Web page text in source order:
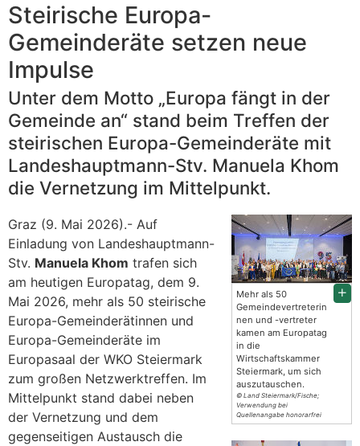
Steirische Europa-
Gemeinderäte setzen neue
Impulse
Unter dem Motto „Europa fängt in der
Gemeinde an“ stand beim Treffen der
steirischen Europa-Gemeinderäte mit
Landeshauptmann-Stv. Manuela Khom
die Vernetzung im Mittelpunkt.
Mehr als 50
Gemeindevertreterin
nen und -vertreter
kamen am Europatag
in die
Wirtschaftskammer
Steiermark, um sich
auszutauschen.
© Land Steiermark/Fische;
Verwendung bei
Quellenangabe honorarfrei
Graz (9. Mai 2026).- Auf
Einladung von Landeshauptmann-
Stv. Manuela Khom trafen sich
am heutigen Europatag, dem 9.
Mai 2026, mehr als 50 steirische
Europa-Gemeinderätinnen und
Europa-Gemeinderäte im
Europasaal der WKO Steiermark
zum großen Netzwerktreffen. Im
Mittelpunkt stand dabei neben
der Vernetzung und dem
gegenseitigen Austausch die